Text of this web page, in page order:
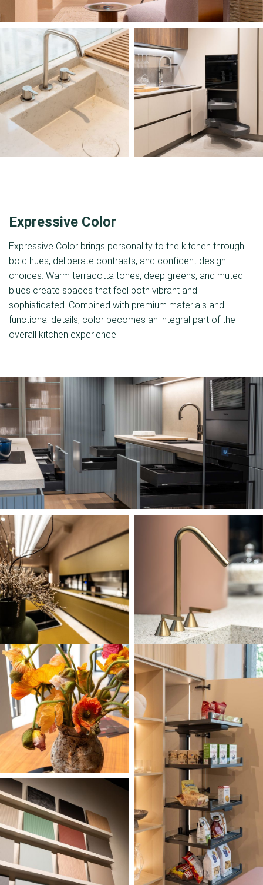
Expressive Color
Expressive Color brings personality to the kitchen through
bold hues, deliberate contrasts, and confident design
choices. Warm terracotta tones, deep greens, and muted
blues create spaces that feel both vibrant and
sophisticated. Combined with premium materials and
functional details, color becomes an integral part of the
overall kitchen experience.